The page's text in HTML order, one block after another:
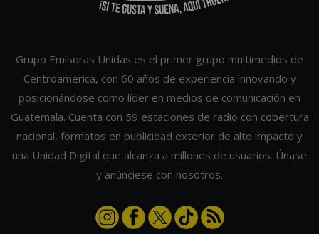
Grupo Emisoras Unidas es el primer grupo multimedios de
Centroamérica, con 60 años de experiencia innovando y
posicionándose como líder en medios de comunicación en
Guatemala. Cuenta con 59 estaciones de radio con cobertura
nacional, formatos en publicidad exterior de alto impacto y
una Unidad Digital que alcanza a millones de usuarios. Únase
y anúnciese con nosotros.